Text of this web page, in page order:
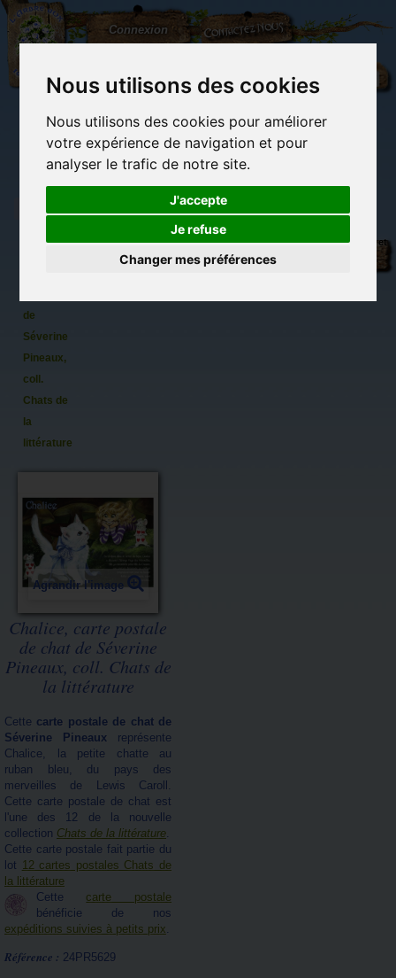
Nous utilisons des cookies
Nous utilisons des cookies pour améliorer
votre expérience de navigation et pour
analyser le trafic de notre site.
J'accepte
Je refuse
Changer mes préférences
L'Arbre
aux
100.000
Connexion Contactez-nous
(vide)
Librairie des
Carterie
originale
Activités
détente et jeux
Objets déco et
de
Séverine
Pineaux,
coll.
Chats de
la
littérature
Agrandir l'image
Chalice, carte postale
de chat de Séverine
Pineaux, coll. Chats de
la littérature
Cette carte postale de chat de
Séverine Pineaux représente
Chalice, la petite chatte au
ruban bleu, du pays des
merveilles de Lewis Caroll.
Cette carte postale de chat est
l'une des 12 de la nouvelle
collection Chats de la littérature.
Cette carte postale fait partie du
lot 12 cartes postales Chats de
la littérature
Cette carte postale
bénéficie de nos
expéditions suivies à petits prix.
Référence : 24PR5629